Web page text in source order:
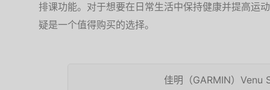
排课功能。对于想要在日常生活中保持健康并提高运
疑是一个值得购买的选择。
佳明（GARMIN）Venu